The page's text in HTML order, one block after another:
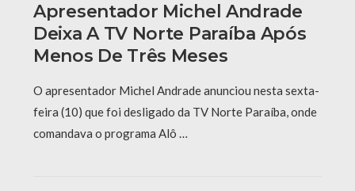
Apresentador Michel Andrade
Deixa A TV Norte Paraíba Após
Menos De Três Meses
O apresentador Michel Andrade anunciou nesta sexta-
feira (10) que foi desligado da TV Norte Paraíba, onde
comandava o programa Alô …